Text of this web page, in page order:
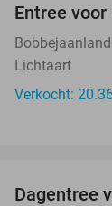
Entree
Bobbejaanland
Lichtaart
Verkocht:
Dagentree